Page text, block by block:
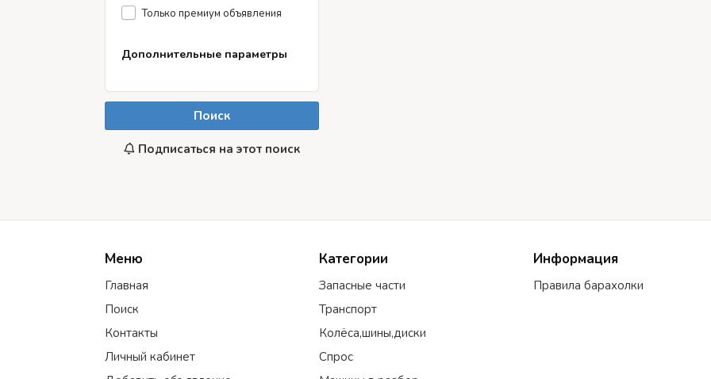
Только премиум объявления
Дополнительные параметры
Поиск
Подписаться на этот поиск
Меню
Главная
Поиск
Контакты
Личный кабинет
Категории
Запасные части
Транспорт
Колёса,шины,диски
Спрос
Информация
Правила барахолки